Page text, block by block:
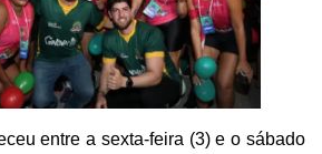
entre a sexta-feira (3) e o sábado